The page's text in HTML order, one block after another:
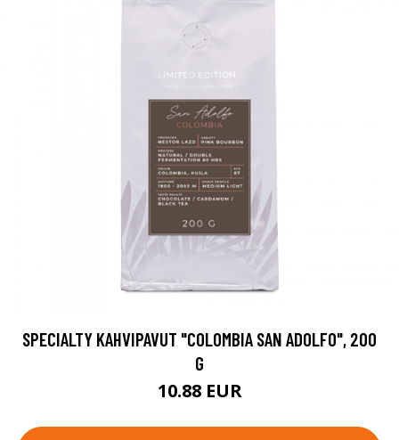
SPECIALTY KAHVIPAVUT "COLOMBIA SAN ADOLFO", 200
G
10.88 EUR